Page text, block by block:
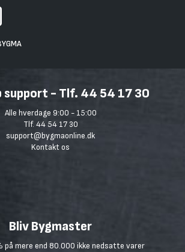
support - Tlf. 44 54 17 30
Alle hverdage 9:00 - 15:00
Tlf. 44 54 17 30
support@bygmaonline.dk
Kontakt os
Bliv Bygmaster
på mere end 80.000 ikke nedsatte varer